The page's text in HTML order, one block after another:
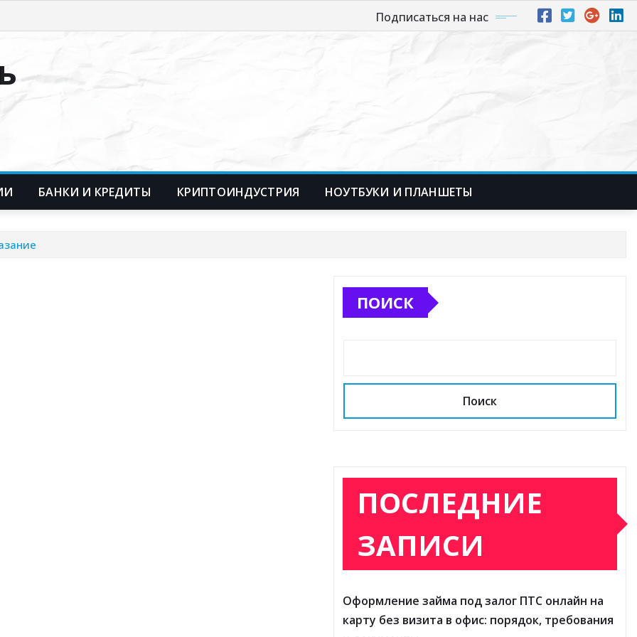
Подписаться на нас
БАНКИ И КРЕДИТЫ КРИПТОИНДУСТРИЯ НОУТБУКИ И ПЛАНШЕТЫ
ПОИСК
Поиск
ПОСЛЕДНИЕ
ЗАПИСИ
Оформление займа под залог ПТС онлайн на
карту без визита в офис: порядок, требования